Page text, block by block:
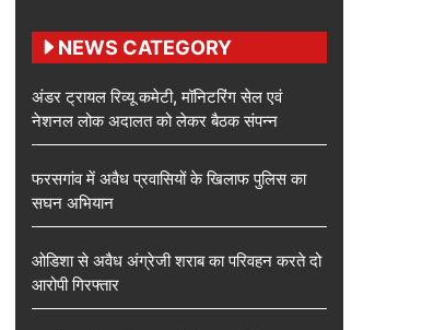
NEWS CATEGORY
अंडर ट्रायल रिव्यू कमेटी, मॉनिटरिंग सेल एवं
नेशनल लोक अदालत को लेकर बैठक संपन्न
फरसगांव में अवैध प्रवासियों के खिलाफ पुलिस का
सघन अभियान
ओडिशा से अवैध अंग्रेजी शराब का परिवहन करते दो
आरोपी गिरफ्तार